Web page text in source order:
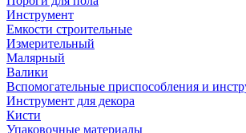
Инструмент
Емкости строительные
Измерительный
Малярный
Валики
Вспомогательные приспособления и
Инструмент для декора
Кисти
Упаковочные материалы